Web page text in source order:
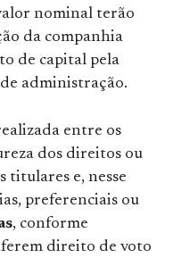
nominal terão
da companhia
de capital pela
administração.
entre os
dos direitos ou
titulares e, nesse
preferenciais ou
, conforme
direito de voto